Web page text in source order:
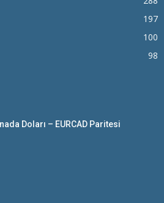
197
100
98
Doları – EURCAD Paritesi